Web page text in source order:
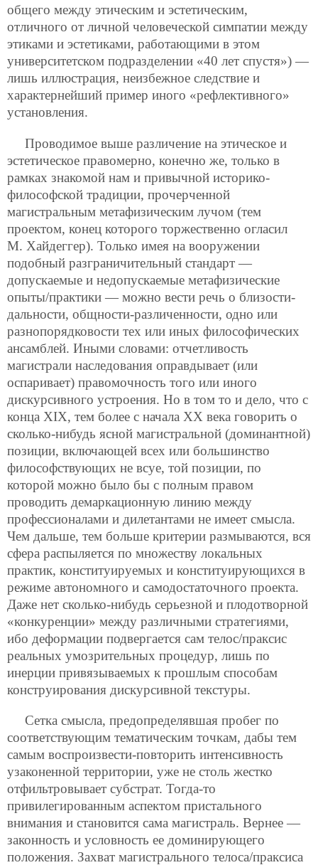
общего между этическим и эстетическим,
отличного от личной человеческой симпатии между
этиками и эстетиками, работающими в этом
университетском подразделении «40 лет спустя») —
лишь иллюстрация, неизбежное следствие и
характернейший пример иного «рефлективного»
установления.
Проводимое выше различение на этическое и
эстетическое правомерно, конечно же, только в
рамках знакомой нам и привычной историко-
философской традиции, прочерченной
магистральным метафизическим лучом (тем
проектом, конец которого торжественно огласил
М. Хайдеггер). Только имея на вооружении
подобный разграничительный стандарт —
допускаемые и недопускаемые метафизические
опыты/практики — можно вести речь о близости-
дальности, общности-различенности, одно или
разнопорядковости тех или иных философических
ансамблей. Иными словами: отчетливость
магистрали наследования оправдывает (или
оспаривает) правомочность того или иного
дискурсивного устроения. Но в том то и дело, что с
конца XIX, тем более с начала XX века говорить о
сколько-нибудь ясной магистральной (доминантной)
позиции, включающей всех или большинство
философствующих не всуе, той позиции, по
которой можно было бы с полным правом
проводить демаркационную линию между
профессионалами и дилетантами не имеет смысла.
Чем дальше, тем больше критерии размываются, вся
сфера распыляется по множеству локальных
практик, конституируемых и конституирующихся в
режиме автономного и самодостаточного проекта.
Даже нет сколько-нибудь серьезной и плодотворной
«конкуренции» между различными стратегиями,
ибо деформации подвергается сам телос/праксис
реальных умозрительных процедур, лишь по
инерции привязываемых к прошлым способам
конструирования дискурсивной текстуры.
Сетка смысла, предопределявшая пробег по
соответствующим тематическим точкам, дабы тем
самым воспроизвести-повторить интенсивность
узаконенной территории, уже не столь жестко
отфильтровывает субстрат. Тогда-то
привилегированным аспектом пристального
внимания и становится сама магистраль. Вернее —
законность и условность ее доминирующего
положения. Захват магистрального телоса/праксиса